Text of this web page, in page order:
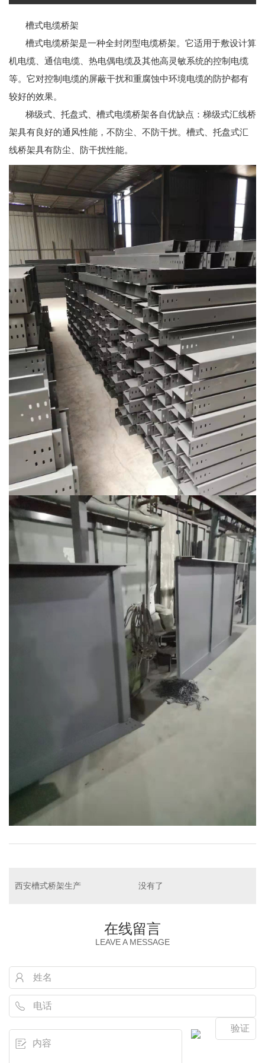
槽式电缆桥架
槽式电缆桥架是一种全封闭型电缆桥架。它适用于敷设计算
机电缆、通信电缆、热电偶电缆及其他高灵敏系统的控制电缆
等。它对控制电缆的屏蔽干扰和重腐蚀中环境电缆的防护都有
较好的效果。
梯级式、托盘式、槽式电缆桥架各自优缺点：梯级式汇线桥
架具有良好的通风性能，不防尘、不防干扰。槽式、托盘式汇
线桥架具有防尘、防干扰性能。
西安槽式桥架生产 没有了
在线留言
LEAVE A MESSAGE